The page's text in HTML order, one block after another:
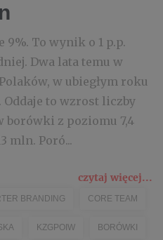
To wynik o 1 p.p.
Dwa lata temu w
w ubiegłym roku
Oddaje to wzrost liczby
z poziomu 7,4
mln. Poró...
czytaj więcej...
BRANDING CORE TEAM
KZGPOIW BORÓWKI